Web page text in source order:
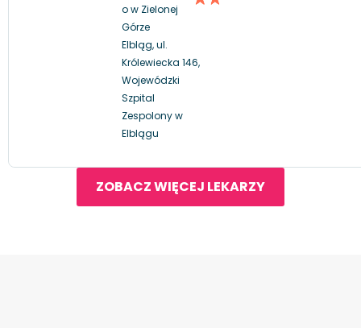
o w Zielonej
Górze
Elbląg, ul.
Królewiecka 146,
Wojewódzki
Szpital
Zespolony w
Elblągu
ZOBACZ WIĘCEJ LEKARZY